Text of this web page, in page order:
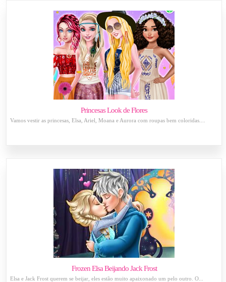
Princesas Look de Flores
Vamos vestir as princesas, Elsa, Ariel, Moana e Aurora com roupas bem coloridas....
Frozen Elsa Beijando Jack Frost
Elsa e Jack Frost querem se beijar, eles estão muito apaixonado um pelo outro. O...